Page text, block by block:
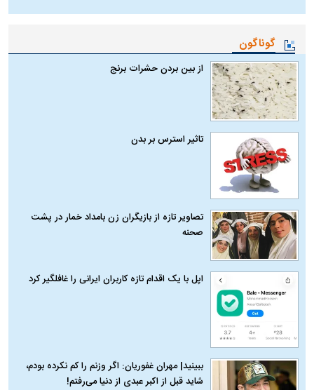
گوناگون
از بین بردن حشرات برنج
تاثیر استرس بر بدن
تصاویر تازه از بازیگران زن بامداد خمار در پشت
صحنه
اپل با یک اقدام تازه کاربران ایرانی را غافلگیر کرد
ببینید| مهران غفوریان: اگر وزنم را کم نکرده بودم،
شاید قبل از اکبر عبدی از دنیا می‌رفتم!